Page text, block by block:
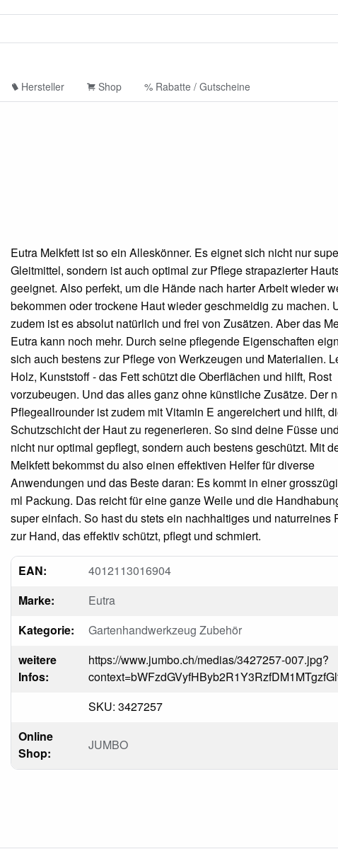
Hersteller Shop % Rabatte / Gutscheine
Eutra Melkfett ist so ein Alleskönner. Es eignet sich nicht nur
Gleitmittel, sondern ist auch optimal zur Pflege strapazierter
geeignet. Also perfekt, um die Hände nach harter Arbeit wieder
bekommen oder trockene Haut wieder geschmeidig zu machen.
zudem ist es absolut natürlich und frei von Zusätzen. Aber das
Eutra kann noch mehr. Durch seine pflegende Eigenschaften
sich auch bestens zur Pflege von Werkzeugen und Materialien.
Holz, Kunststoff - das Fett schützt die Oberflächen und hilft, Rost
vorzubeugen. Und das alles ganz ohne künstliche Zusätze. Der
Pflegeallrounder ist zudem mit Vitamin E angereichert und hilft,
Schutzschicht der Haut zu regenerieren. So sind deine Füsse
nicht nur optimal gepflegt, sondern auch bestens geschützt. Mit
Melkfett bekommst du also einen effektiven Helfer für diverse
Anwendungen und das Beste daran: Es kommt in einer
ml Packung. Das reicht für eine ganze Weile und die
super einfach. So hast du stets ein nachhaltiges und naturreines
zur Hand, das effektiv schützt, pflegt und schmiert.
EAN:
4012113016904
Marke:
Eutra
Kategorie:
Gartenhandwerkzeug Zubehör
weitere
Infos:
https://www.jumbo.ch/medias/3427257-007.jpg?
SKU: 3427257
Online
Shop:
JUMBO